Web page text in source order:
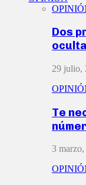
Dos
29 julio,
Te
3